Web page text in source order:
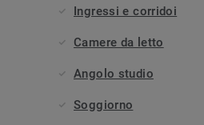
Ingressi e corridoi
Camere da letto
Angolo studio
Soggiorno